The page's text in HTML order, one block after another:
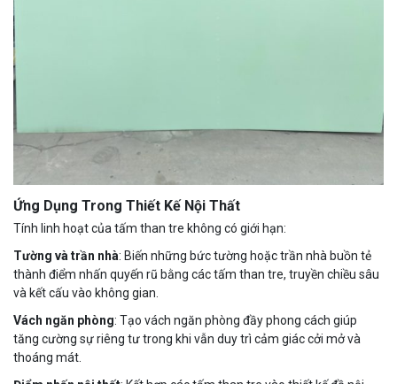
Ứng Dụng Trong Thiết Kế Nội Thất
Tính linh hoạt của tấm than tre không có giới hạn:
Tường và trần nhà: Biến những bức tường hoặc trần nhà buồn tẻ
thành điểm nhấn quyến rũ bằng các tấm than tre, truyền chiều sâu
và kết cấu vào không gian.
Vách ngăn phòng: Tạo vách ngăn phòng đầy phong cách giúp
tăng cường sự riêng tư trong khi vẫn duy trì cảm giác cởi mở và
thoáng mát.